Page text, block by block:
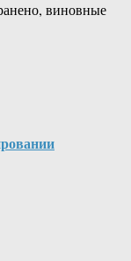
виновные